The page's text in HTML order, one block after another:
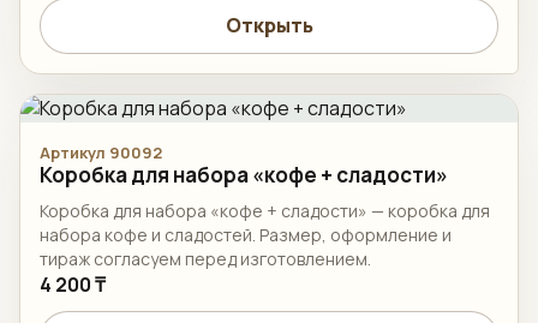
Открыть
Артикул 90092
Коробка для набора «кофе + сладости»
Коробка для набора «кофе + сладости» — коробка для
набора кофе и сладостей. Размер, оформление и
тираж согласуем перед изготовлением.
4 200 ₸